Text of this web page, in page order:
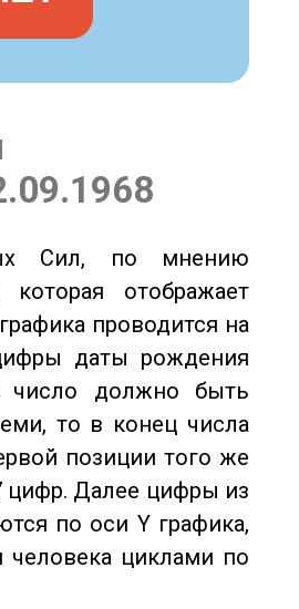
Сил, по мнению
отображает
проводится на
даты рождения
число должно быть
то в конец числа
позиции того же
цифр. Далее цифры из
по оси Y графика,
циклами по